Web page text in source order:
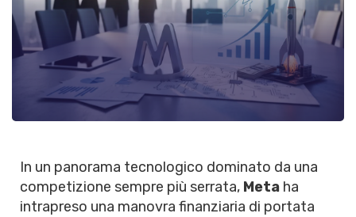
In un panorama tecnologico dominato da una
competizione sempre più serrata, Meta ha
intrapreso una manovra finanziaria di portata